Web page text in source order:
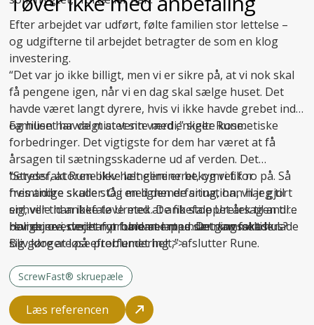
Efter arbejdet var udført, følte familien stor lettelse –
og udgifterne til arbejdet betragter de som en klog
investering.
“Det var jo ikke billigt, men vi er sikre på, at vi nok skal
få pengene igen, når vi en dag skal sælge huset. Det
havde været langt dyrere, hvis vi ikke havde grebet ind
og huset havde mistet sin værdi,” siger Rune.
Familien har valgt at vente med enkelte kosmetiske
forbedringer. Det vigtigste for dem har været at få
årsagen til sætningsskaderne ud af verden. Det
betyder, at Rune ikke længere er bekymret for
fremtidige skader. Og med den erfaring, han har gjort
sig, ville han ikke tøve med at anbefale Uretek til andre
boligejere, der har problemer med sætningsskader.
“Stressfaktoren blev helt elimineret, og vi fik ro på. Så
hvis andre skulle stå i en lignende situation, vil jeg til
enhver tid anbefale Uretek. De fik stoppet årsagen til
revnerne i stedet for bare at lappe. Detkanfaktisk lade
sig gøre at løse problemet helt,” afslutter Rune.
Har du overvejet nyt fundament under gammelt hus?
Bliv klogere påefterfundering >>
ScrewFast® skruepæle
Læs referencen